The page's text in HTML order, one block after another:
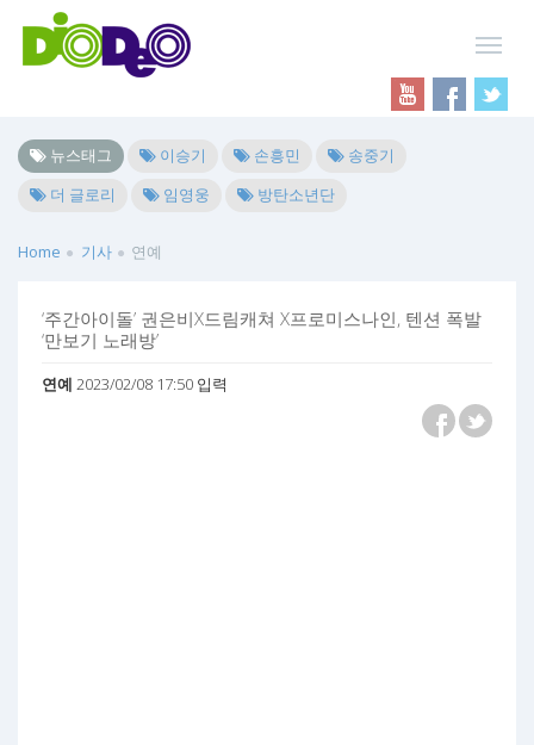
뉴스태그 이승기 손흥민
송중기
더 글로리
임영웅 방탄소년단
Home 기사 연예
‘주간아이돌’ 권은비X드림캐쳐 X프로미스나인, 텐션 폭발
‘만보기 노래방’
연예 2023/02/08 17:50 입력